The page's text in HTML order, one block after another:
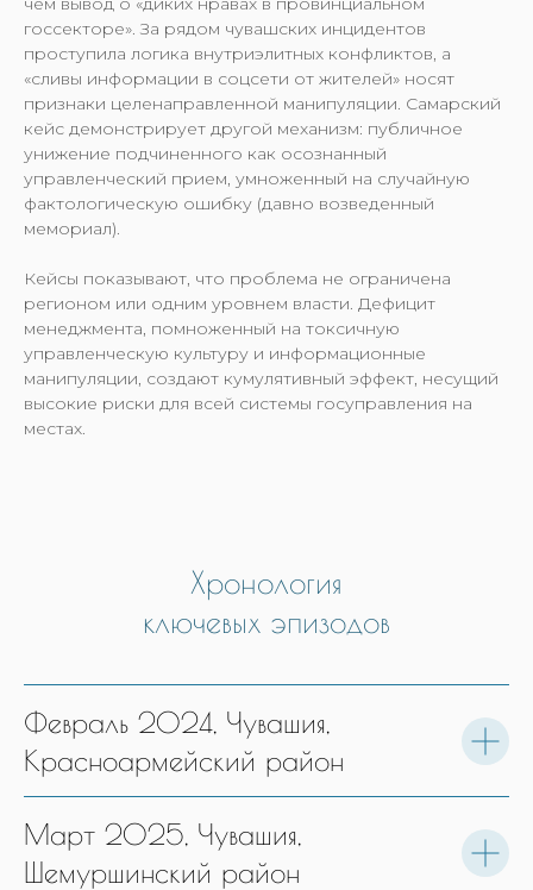
госсекторе». За рядом чувашских инцидентов
проступила логика внутриэлитных конфликтов, а
«сливы информации в соцсети от жителей» носят
признаки целенаправленной манипуляции. Самарский
кейс демонстрирует другой механизм: публичное
унижение подчиненного как осознанный
управленческий прием, умноженный на случайную
фактологическую ошибку (давно возведенный
мемориал).
Кейсы показывают, что проблема не ограничена
регионом или одним уровнем власти. Дефицит
менеджмента, помноженный на токсичную
управленческую культуру и информационные
манипуляции, создают кумулятивный эффект, несущий
высокие риски для всей системы госуправления на
местах.
Хронология
ключевых эпизодов
Февраль 2024, Чувашия,
Красноармейский район
Март 2025, Чувашия,
Шемуршинский район